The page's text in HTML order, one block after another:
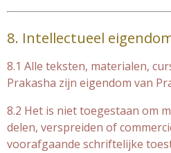
8. Intellectueel
8.1 Alle teksten, materialen,
Prakasha zijn eigendom van
8.2 Het is niet toegestaan om
delen, verspreiden of
voorafgaande schriftelijke